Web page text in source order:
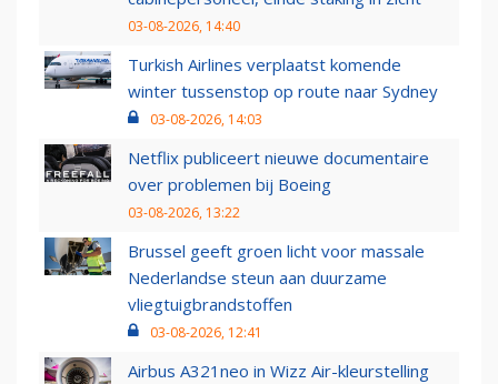
03-08-2026, 14:40
Turkish Airlines verplaatst komende
winter tussenstop op route naar Sydney
03-08-2026, 14:03
Netflix publiceert nieuwe documentaire
over problemen bij Boeing
03-08-2026, 13:22
Brussel geeft groen licht voor massale
Nederlandse steun aan duurzame
vliegtuigbrandstoffen
03-08-2026, 12:41
Airbus A321neo in Wizz Air-kleurstelling